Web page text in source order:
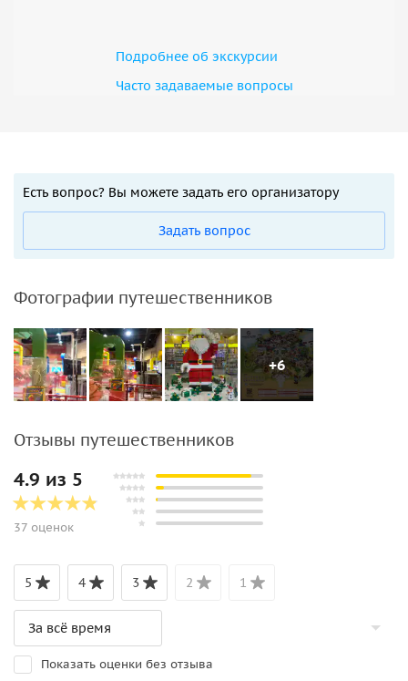
Подробнее об экскурсии
Часто задаваемые вопросы
Есть вопрос? Вы можете задать его организатору
Задать вопрос
Фотографии путешественников
+6
Отзывы путешественников
4.9 из 5
37 оценок
5 4 3 2 1
Показать оценки без отзыва